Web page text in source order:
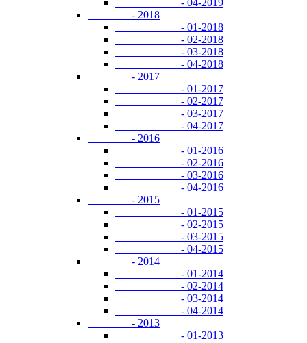
- 04-2019
- 2018
- 01-2018
- 02-2018
- 03-2018
- 04-2018
- 2017
- 01-2017
- 02-2017
- 03-2017
- 04-2017
- 2016
- 01-2016
- 02-2016
- 03-2016
- 04-2016
- 2015
- 01-2015
- 02-2015
- 03-2015
- 04-2015
- 2014
- 01-2014
- 02-2014
- 03-2014
- 04-2014
- 2013
- 01-2013